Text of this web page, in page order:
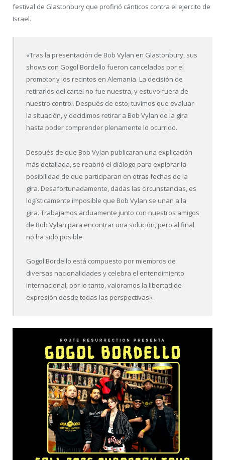
festival de Glastonbury que profirió cánticos contra el ejercito de
Israel.
«Tras la presentación de Bob Vylan en Glastonbury, sus
shows con Gogol Bordello fueron cancelados por el
promotor y los recintos en Alemania. La decisión de
retirarlos del cartel no fue nuestra, y estuvo fuera de
nuestro control. Después de esto, tuvimos que evaluar
la situación, y decidimos retirar a Bob Vylan de la gira
hasta poder comprender plenamente lo ocurrido.
Después de que Bob Vylan publicaran una explicación
más detallada, se reabrió el diálogo para explorar la
posibilidad de que participaran en otras fechas de la
gira. Desafortunadamente, dadas las circunstancias, es
logísticamente imposible que Bob Vylan se unan a la
gira. Trabajamos arduamente junto con nuestros amigos
de Bob Vylan para encontrar una solución, pero al final
no ha sido posible.
Gogol Bordello está compuesto por miembros de
diversas nacionalidades y celebra el entendimiento
internacional; por lo tanto, valoramos la libertad de
expresión desde todas las perspectivas».